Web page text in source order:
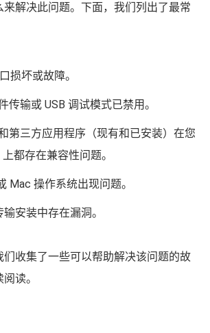
解决此问题。下面，我们列出了最常
损坏或故障。
传输或 USB 调试模式已禁用。
第三方应用程序（现有和已安装）在您
都存在兼容性问题。
Mac 操作系统出现问题。
安装中存在漏洞。
们收集了一些可以帮助解决该问题的故
读。